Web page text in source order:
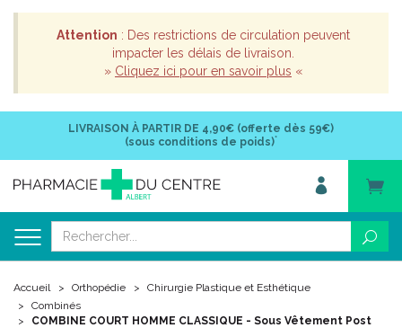
Attention : Des restrictions de circulation peuvent
impacter les délais de livraison.
» Cliquez ici pour en savoir plus «
LIVRAISON À PARTIR DE 4,90€ (offerte dès 59€)
(sous conditions de poids)*
Accueil Orthopédie
Chirurgie Plastique et Esthétique
Combinés
COMBINE COURT HOMME CLASSIQUE - Sous Vêtement Post